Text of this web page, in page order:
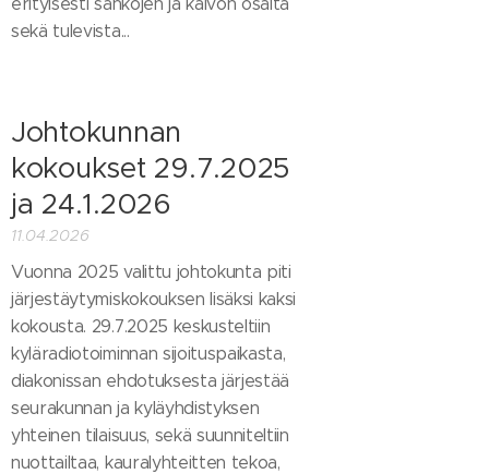
sekä tulevista...
Johtokunnan
kokoukset 29.7.2025
ja 24.1.2026
11.04.2026
Vuonna 2025 valittu johtokunta piti
järjestäytymiskokouksen lisäksi kaksi
kokousta. 29.7.2025 keskusteltiin
kyläradiotoiminnan sijoituspaikasta,
diakonissan ehdotuksesta järjestää
seurakunnan ja kyläyhdistyksen
yhteinen tilaisuus, sekä suunniteltiin
nuottailtaa, kauralyhteitten tekoa,